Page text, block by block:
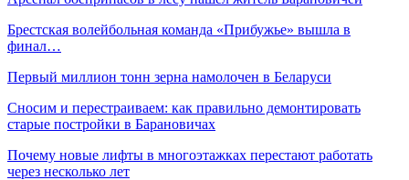
Брестская волейбольная команда «Прибужье» вышла в
финал…
Первый миллион тонн зерна намолочен в Беларуси
Сносим и перестраиваем: как правильно демонтировать
старые постройки в Барановичах
Почему новые лифты в многоэтажках перестают работать
через несколько лет